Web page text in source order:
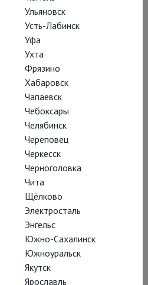
и почти без
с юными
он возникает;
(
Трофимов
показывают
исчезает, глупый
Межулис или Олег
и требует
вместе с его
из дворца –
в
Но это, скорее,
«ведёт» Шут
Смирнов; в
– Ваня Пищулин), с
Ульяновск
Усть-Лабинск
Уфа
Ухта
Фрязино
Хабаровск
Чапаевск
Чебоксары
Челябинск
Череповец
Черкесск
Черноголовка
Чита
Щёлково
Электросталь
Энгельс
Южно-Сахалинск
Южноуральск
Якутск
Ярославль